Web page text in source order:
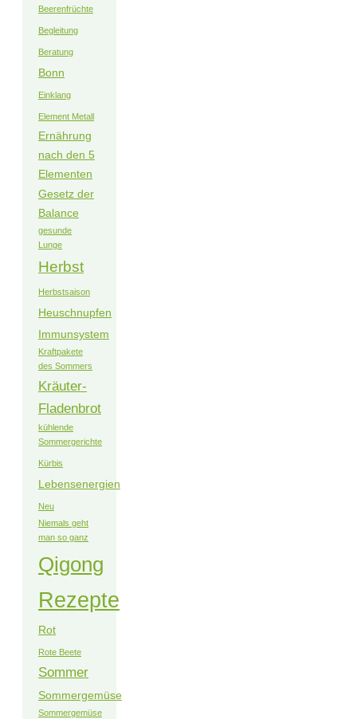
Beerenfrüchte
Begleitung
Beratung
Bonn
Einklang
Element Metall
Ernährung
nach den 5
Elementen
Gesetz der
Balance
gesunde
Lunge
Herbst
Herbstsaison
Heuschnupfen
Immunsystem
Kraftpakete
des Sommers
Kräuter-
Fladenbrot
kühlende
Sommergerichte
Kürbis
Lebensenergien
Neu
Niemals geht
man so ganz
Qigong
Rezepte
Rot
Rote Beete
Sommer
Sommergemüse
Sommergemüse